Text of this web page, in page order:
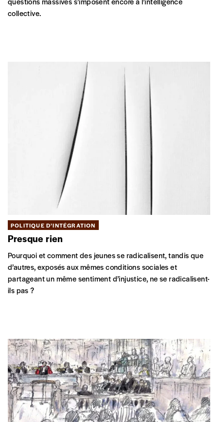
collective.
POLITIQUE D’INTÉGRATION
Presque rien
Pourquoi et comment des jeunes se radicalisent, tandis que
d’autres, exposés aux mêmes conditions sociales et
partageant un même sentiment d’injustice, ne se radicalisent-
ils pas ?